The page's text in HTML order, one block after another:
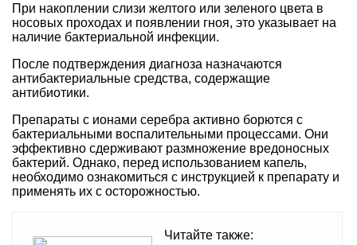
При накоплении слизи желтого или зеленого цвета в
носовых проходах и появлении гноя, это указывает на
наличие бактериальной инфекции.
После подтверждения диагноза назначаются
антибактериальные средства, содержащие
антибиотики.
Препараты с ионами серебра активно борются с
бактериальными воспалительными процессами. Они
эффективно сдерживают размножение вредоносных
бактерий. Однако, перед использованием капель,
необходимо ознакомиться с инструкцией к препарату и
применять их с осторожностью.
Читайте также: